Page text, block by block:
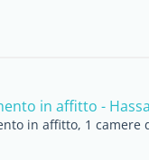
in affitto -
in affitto, 1 camere